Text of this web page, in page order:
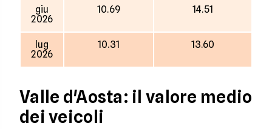
giu
2026
10.69 14.51
lug
2026
10.31 13.60
Valle d'Aosta: il valore medio
dei veicoli